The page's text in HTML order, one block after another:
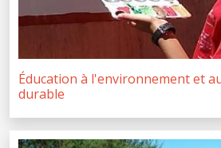
Éducation à l'environnement et
durable